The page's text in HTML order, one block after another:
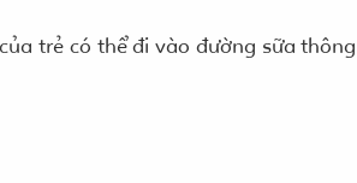
trẻ có thể đi vào đường sữa thông